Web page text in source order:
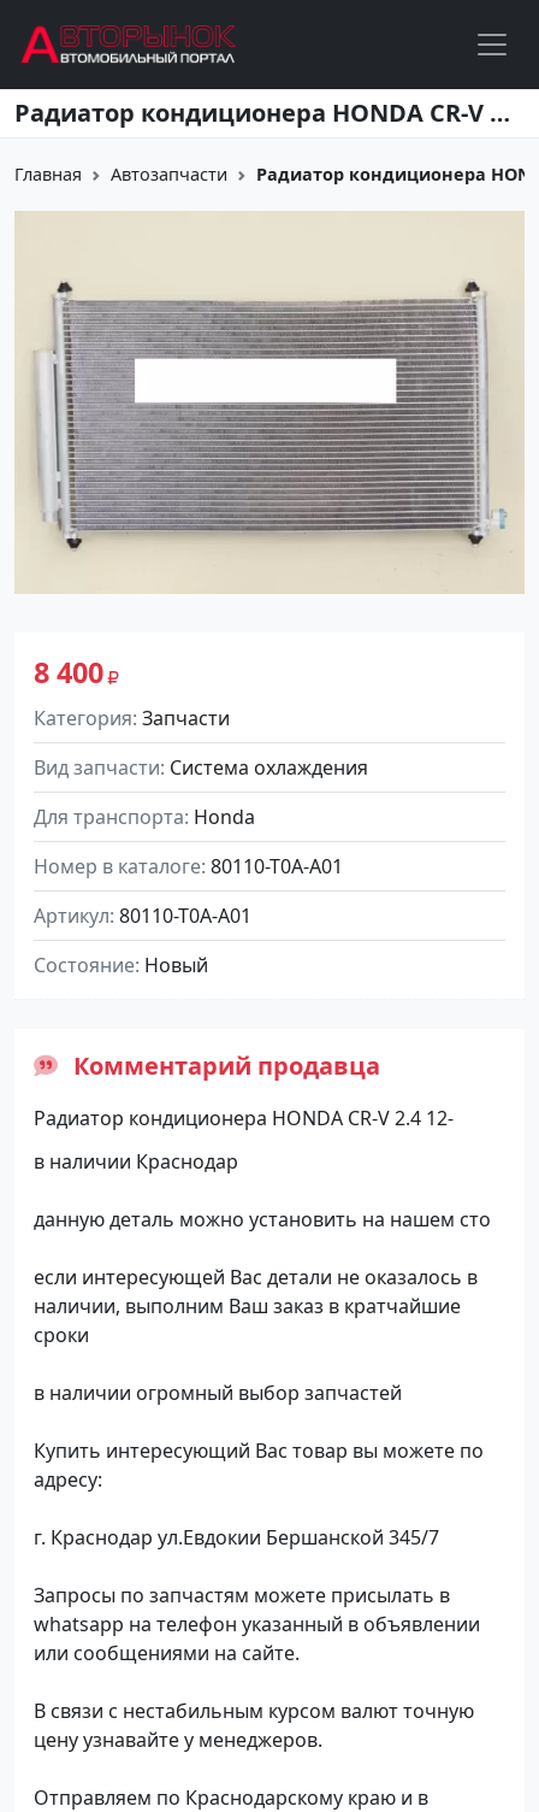
Перейти к основному содержанию Радиатор кондиционера HONDA CR-V 2.4 12- Краснодар
Главная Автозапчасти Радиатор кондиционера
8 400
Категория Запчасти
Вид запчасти Система охлаждения
Для транспорта Honda
Номер в каталоге 80110-T0A-A01
Артикул 80110-T0A-A01
Состояние Новый
Комментарий продавца
Радиатор кондиционера HONDA CR-V 2.4 12-
в наличии Краснодар
данную деталь можно установить на нашем сто
если интересующей Вас детали не оказалось в
наличии, выполним Ваш заказ в кратчайшие
сроки
в наличии огромный выбор запчастей
Купить интересующий Вас товар вы можете по
адресу:
г. Краснодар ул.Евдокии Бершанской 345/7
Запросы по запчастям можете присылать в
whatsapp на телефон указанный в объявлении
или сообщениями на сайте.
В связи с нестабильным курсом валют точную
цену узнавайте у менеджеров.
Отправляем по Краснодарскому краю и в